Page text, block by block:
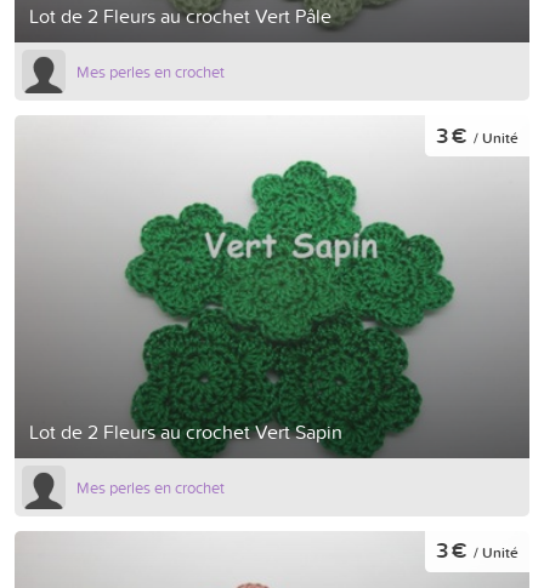
Lot de 2 Fleurs au crochet Vert Pâle
Mes perles en crochet
Lot de 2 Fleurs au crochet Vert Sapin
3 € / Unité
Mes perles en crochet
3 € / Unité